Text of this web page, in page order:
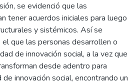
se evidenció que las
tener acuerdos iniciales para luego
y sistémicos. Así se
que las personas desarrollen o
de innovación social, a la vez que
desde adentro para
innovación social, encontrando un